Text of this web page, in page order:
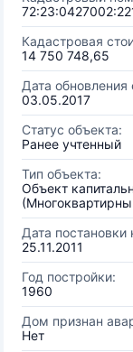
Кадастровая
14 750 748,65
Дата обновления
03.05.2017
Статус объекта:
Ранее учтенный
Тип объекта:
Объект
Дата постановки
25.11.2011
Год постройки:
1960
Дом признан
Нет